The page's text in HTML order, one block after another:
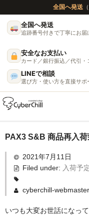
全国へ発送
全国へ発送
追跡番号付きで丁寧にお届
安全なお支払い
カード／銀行振込／代引・
LINEで相談
選び方・使い方を直接サポ
ガイド
🌫 ヴェポライザー機
PAX3 S&B 商品再入
2021年7月11日
Filed under: 入荷予
cyberchill-webmaster
いつも大変お世話になって